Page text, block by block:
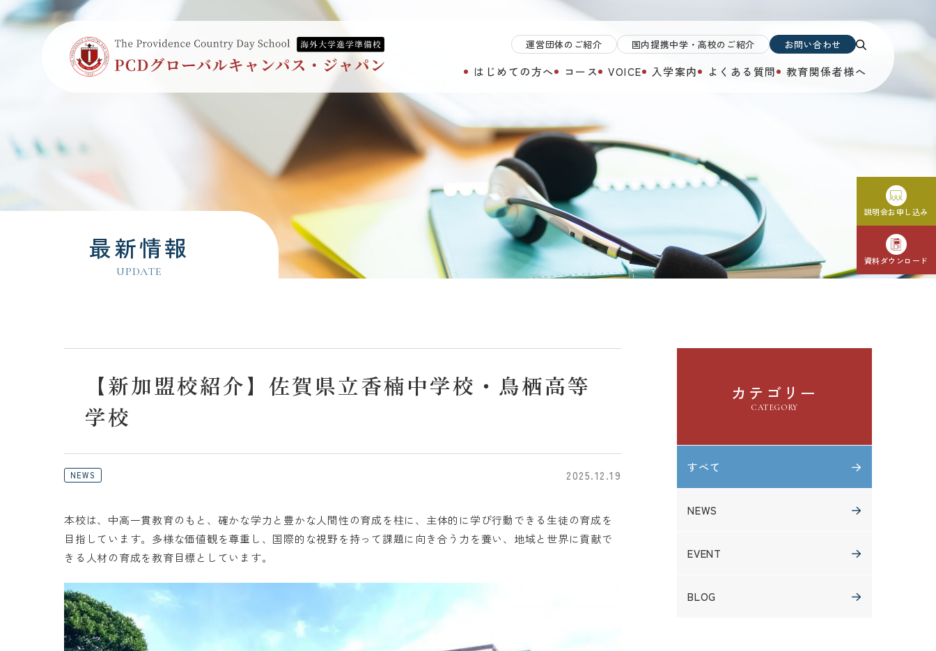
はじめての方へ コース VOICE 入学案内 よくある質問 教育関係者様へ
運営団体のご紹介 国内提携中学・高校のご紹介 お問い合わせ
最新情報
UPDATE
【新加盟校紹介】佐賀県立香楠中学校・鳥栖高等
学校
NEWS 2025.12.19
本校は、中高一貫教育のもと、確かな学力と豊かな人間性の育成を柱に、主体的に学び行動できる生徒の育成を
目指しています。多様な価値観を尊重し、国際的な視野を持って課題に向き合う力を養い、地域と世界に貢献で
きる人材の育成を教育目標としています。
カテゴリー
CATEGORY
すべて
NEWS
EVENT
BLOG
説明会お申し込み
資料ダウンロード